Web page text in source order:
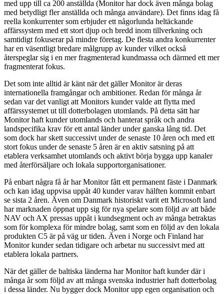
med upp till ca 200 anställda (Monitor har dock även många bolag
med betydligt fler anställda och många användare). Det finns idag få
reella konkurrenter som erbjuder ett någorlunda heltäckande
affärssystem med ett stort djup och bredd inom tillverkning och
samtidigt fokuserar på mindre företag. De flesta andra konkurrenter
har en väsentligt bredare målgrupp av kunder vilket också
återspeglar sig i en mer fragmenterad kundmassa och därmed ett mer
fragmenterat fokus.
Det som inte alltid är känt när det gäller Monitor är deras
internationella framgångar och ambitioner. Redan för många år
sedan var det vanligt att Monitors kunder valde att flytta med
affärssystemet ut till dotterbolagen utomlands. På detta sätt har
Monitor haft kunder utomlands och hanterat språk och andra
landspecifika krav för ett antal länder under ganska lång tid. Det
som dock har skett successivt under de senaste 10 åren och med ett
stort fokus under de senaste 5 åren är en aktiv satsning på att
etablera verksamhet utomlands och aktivt börja bygga upp kanaler
med återförsäljare och lokala supportorganisationer.
På enbart några få år har Monitor fått ett permanent fäste i Danmark
och kan idag uppvisa uppåt 40 kunder varav hälften kommit enbart
se sista 2 åren. Även om Danmark historiskt varit ett Microsoft land
har marknaden öppnat upp sig för nya spelare som följd av att både
NAV och AX pressas uppåt i kundsegment och av många betraktas
som för komplexa för mindre bolag, samt som en följd av den lokala
produkten C5 är på väg ur tiden. Även i Norge och Finland har
Monitor kunder sedan tidigare och arbetar nu successivt med att
etablera lokala partners.
När det gäller de baltiska länderna har Monitor haft kunder där i
många år som följd av att många svenska industrier haft dotterbolag
i dessa länder. Nu bygger dock Monitor upp egen organisation och